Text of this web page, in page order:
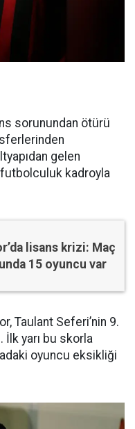
sorunundan ötürü
gelen
futbolculuk kadroyla
lisans krizi: Maç
15 oyuncu var
Taulant Seferi’nin 9.
İlk yarı bu skorla
oyuncu eksikliği